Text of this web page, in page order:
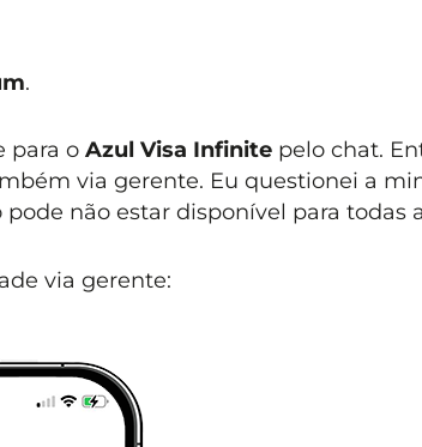
.
para o Azul Visa Infinitepelo chat.
via gerente. Eu questionei a
não estar disponível para todas
via gerente: